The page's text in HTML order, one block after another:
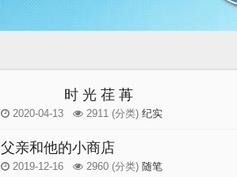
时 光 荏 苒
2020-04-13 2911 (分类) 纪实
父亲和他的小商店
2019-12-16 2960 (分类) 随笔